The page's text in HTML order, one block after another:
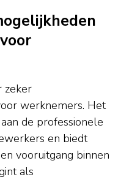
zeker
werknemers. Het
de professionele
en biedt
vooruitgang binnen
als